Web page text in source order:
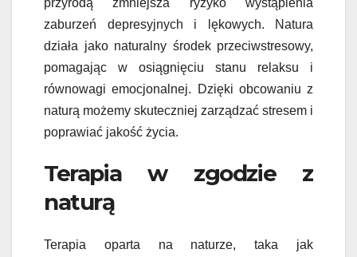
zaburzeń depresyjnych i lękowych. Natura
działa jako naturalny środek przeciwstresowy,
pomagając w osiągnięciu stanu relaksu i
równowagi emocjonalnej. Dzięki obcowaniu z
naturą możemy skuteczniej zarządzać stresem i
poprawiać jakość życia.
Terapia w zgodzie z
naturą
Terapia oparta na naturze, taka jak